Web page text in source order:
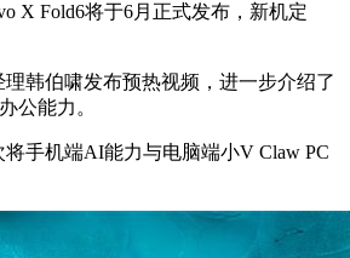
Fold6将于6月正式发布，新机定
伯啸发布预热视频，进一步介绍了
公能力。
机端AI能力与电脑端小V Claw PC